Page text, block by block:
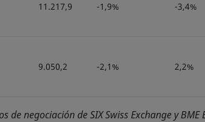
11.217,9 -1,9% -3,4%
9.050,2 -2,1% 2,2%
de negociación de SIX Swiss Exchange y